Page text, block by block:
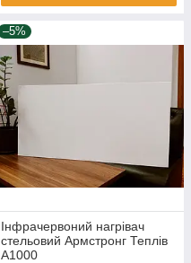
–5%
Інфрачервоний нагрівач
стельовий Армстронг Теплів
А1000